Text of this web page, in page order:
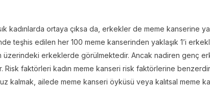
kadınlarda ortaya çıksa da, erkekler de meme kanserine
teşhis edilen her 100 meme kanserinden yaklaşık 1’i
üzerindeki erkeklerde görülmektedir. Ancak nadiren genç
faktörleri kadın meme kanseri risk faktörlerine benzerdir.
kalmak, ailede meme kanseri öyküsü veya kalıtsal meme